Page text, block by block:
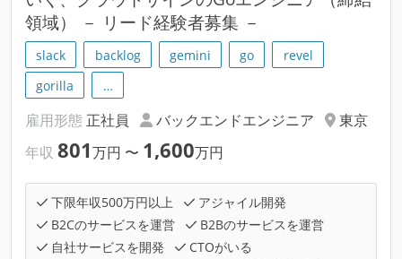
領域） － リード経験者募集 －
slack backlog gemini go
revel
gorilla
…
雇用形態 正社員 バックエンドエンジニア
東京
年収 801万円 〜 1,600万円
下限年収500万円以上
アジャイル開発
B2Cのサービスを運営
B2Bのサービスを運営
自社サービスを開発
CTOがいる